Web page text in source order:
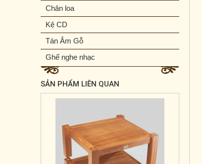
Chân loa
Kệ CD
Tán Âm Gỗ
Ghế nghe nhạc
SẢN PHẨM LIÊN QUAN
Kệ máy G - 2